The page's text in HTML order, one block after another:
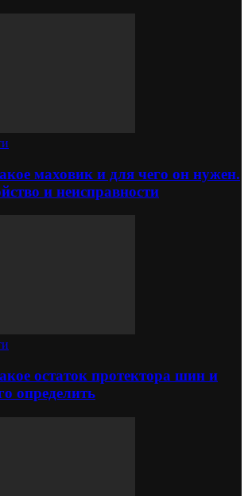
маховик и для чего он нужен.
и неисправности
остаток протектора шин и
определить